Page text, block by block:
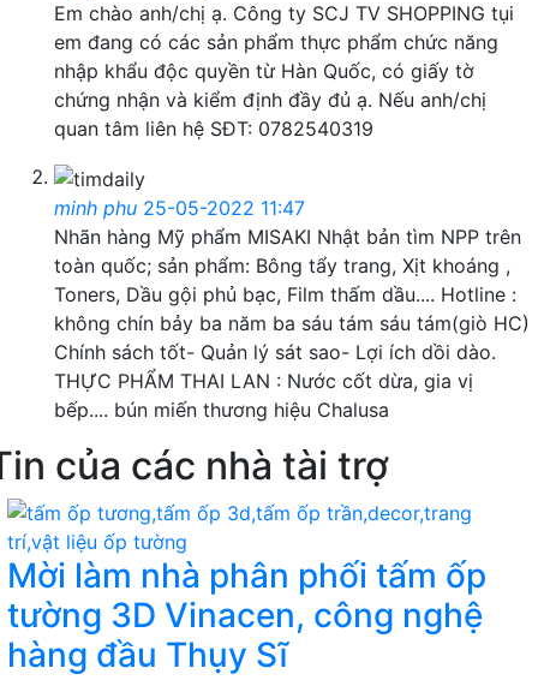
Em chào anh/chị ạ. Công ty SCJ TV SHOPPING tụi
em đang có các sản phẩm thực phẩm chức năng
nhập khẩu độc quyền từ Hàn Quốc, có giấy tờ
chứng nhận và kiểm định đầy đủ ạ. Nếu anh/chị
quan tâm liên hệ SĐT: 0782540319
minh phu 25-05-2022 11:47
Nhãn hàng Mỹ phẩm MISAKI Nhật bản tìm NPP trên
toàn quốc; sản phẩm: Bông tẩy trang, Xịt khoáng ,
Toners, Dầu gội phủ bạc, Film thấm dầu.... Hotline :
không chín bảy ba năm ba sáu tám sáu tám(giò HC)
Chính sách tốt- Quản lý sát sao- Lợi ích dồi dào.
THỰC PHẨM THAI LAN : Nước cốt dừa, gia vị
bếp.... bún miến thương hiệu Chalusa
của các nhà tài trợ
Mời làm nhà phân phối tấm ốp
tường 3D Vinacen, công nghệ
hàng đầu Thụy Sĩ